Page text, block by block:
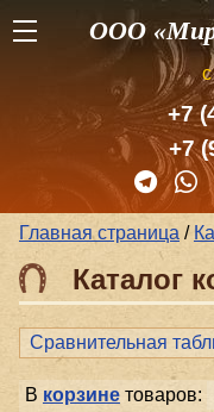
ООО «Мир
+7
+7
Главная страница /
Каталог
Сравнительная
В корзинетоваров: